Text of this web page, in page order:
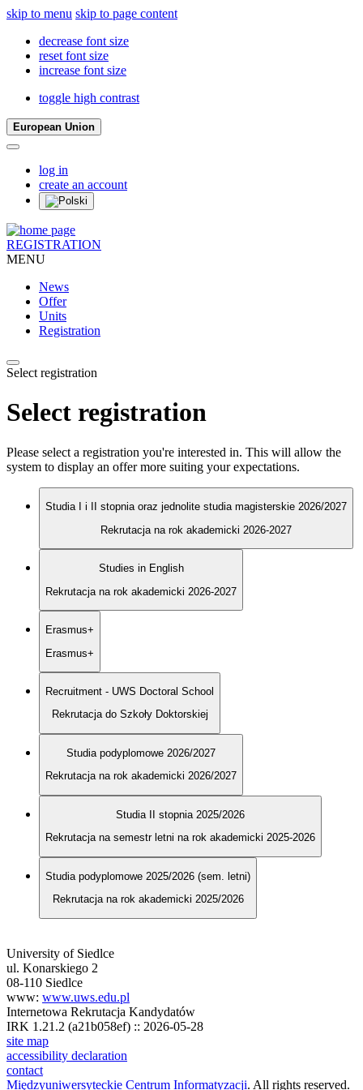
skip to menu skip to page content
decrease font size
reset font size
increase font size
toggle high contrast
European Union
log in
create an account
REGISTRATION
MENU
News
Offer
Units
Registration
Select registration
Select registration
Please select a registration you're interested in. This will allow the
system to display an offer more suiting your expectations.
Studia I i II stopnia oraz jednolite studia magisterskie 2026/2027
Rekrutacja na rok akademicki 2026-2027
Studies in English
Rekrutacja na rok akademicki 2026-2027
Erasmus+
Erasmus+
Recruitment - UWS Doctoral School
Rekrutacja do Szkoły Doktorskiej
Studia podyplomowe 2026/2027
Rekrutacja na rok akademicki 2026/2027
Studia II stopnia 2025/2026
Rekrutacja na semestr letni na rok akademicki 2025-2026
Studia podyplomowe 2025/2026 (sem. letni)
Rekrutacja na rok akademicki 2025/2026
University of Siedlce
ul. Konarskiego 2
08-110 Siedlce
www: www.uws.edu.pl
Internetowa Rekrutacja Kandydatów
IRK 1.21.2 (a21b058ef) :: 2026-05-28
site map
accessibility declaration
contact
Międzyuniwersyteckie Centrum Informatyzacji. All rights reserved.